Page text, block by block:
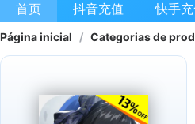
首页 抖音充值 快手
Página inicial / Categorias de